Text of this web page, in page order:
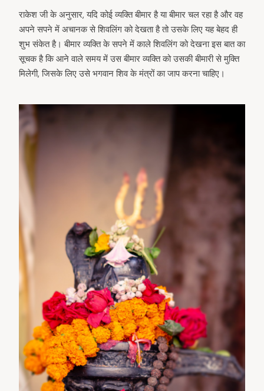
राकेश जी के अनुसार, यदि कोई व्यक्ति बीमार है या बीमार चल रहा है और वह
अपने सपने में अचानक से शिवलिंग को देखता है तो उसके लिए यह बेहद ही
शुभ संकेत है। बीमार व्यक्ति के सपने में काले शिवलिंग को देखना इस बात का
सूचक है कि आने वाले समय में उस बीमार व्यक्ति को उसकी बीमारी से मुक्ति
मिलेगी, जिसके लिए उसे भगवान शिव के मंत्रों का जाप करना चाहिए।